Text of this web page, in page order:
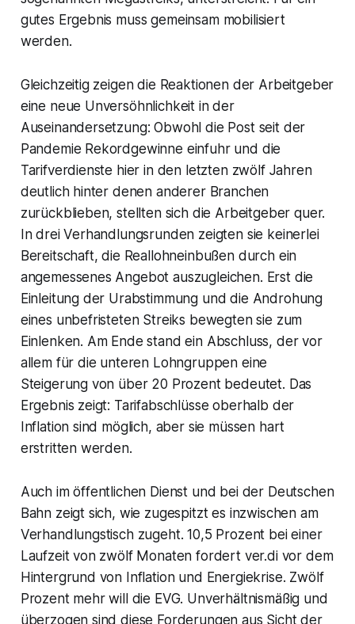
gutes Ergebnis muss gemeinsam mobilisiert
werden.
Gleichzeitig zeigen die Reaktionen der Arbeitgeber
eine neue Unversöhnlichkeit in der
Auseinandersetzung: Obwohl die Post seit der
Pandemie Rekordgewinne einfuhr und die
Tarifverdienste hier in den letzten zwölf Jahren
deutlich hinter denen anderer Branchen
zurückblieben, stellten sich die Arbeitgeber quer.
In drei Verhandlungsrunden zeigten sie keinerlei
Bereitschaft, die Reallohneinbußen durch ein
angemessenes Angebot auszugleichen. Erst die
Einleitung der Urabstimmung und die Androhung
eines unbefristeten Streiks bewegten sie zum
Einlenken. Am Ende stand ein Abschluss, der vor
allem für die unteren Lohngruppen eine
Steigerung von über 20 Prozent bedeutet. Das
Ergebnis zeigt: Tarifabschlüsse oberhalb der
Inflation sind möglich, aber sie müssen hart
erstritten werden.
Auch im öffentlichen Dienst und bei der Deutschen
Bahn zeigt sich, wie zugespitzt es inzwischen am
Verhandlungstisch zugeht. 10,5 Prozent bei einer
Laufzeit von zwölf Monaten fordert ver.di vor dem
Hintergrund von Inflation und Energiekrise. Zwölf
Prozent mehr will die EVG. Unverhältnismäßig und
überzogen sind diese Forderungen aus Sicht der